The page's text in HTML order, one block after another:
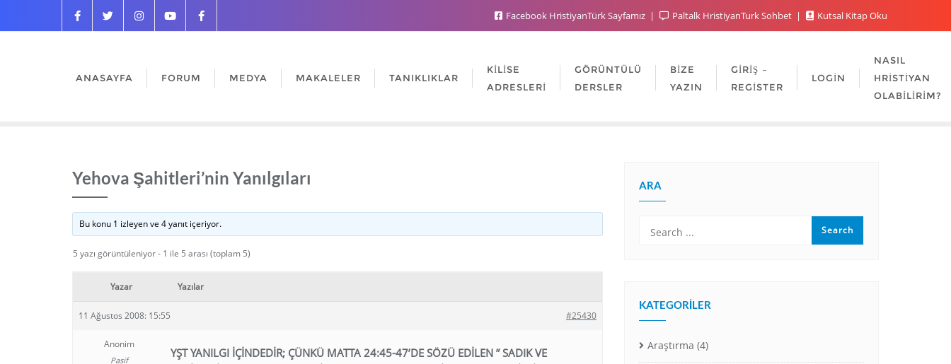
Facebook HristiyanTürk Sayfamız Paltalk HristiyanTurk Sohbet Kutsal Kitap Oku
ANASAYFA FORUM MEDYA MAKALELER TANIKLIKLAR
KILISE
ADRESLERI
GÖRÜNTÜLÜ
DERSLER
BIZE
YAZIN
GIRIŞ –
REGISTER
LOGIN
NASIL
HRISTIYAN
OLABILIRIM?
Yehova Şahitleri’nin Yanılgıları
Bu konu 1 izleyen ve 4 yanıt içeriyor.
5 yazı görüntüleniyor - 1 ile 5 arası (toplam 5)
Yazar Yazılar
11 Ağustos 2008: 15:55 #25430
Anonim
Pasif
YŞT YANILGI İÇİNDEDİR; ÇÜNKÜ MATTA 24:45-47’DE SÖZÜ EDİLEN ” SADIK VE
ARA
KATEGORILER
Araştırma (4)